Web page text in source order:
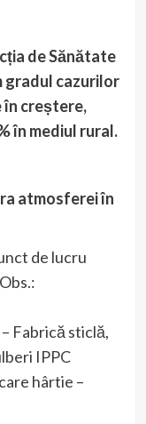
de Sănătate
gradul cazurilor
în creștere,
în mediul rural.
atmosferei în
de lucru
Fabrică sticlă,
IPPC
hârtie –